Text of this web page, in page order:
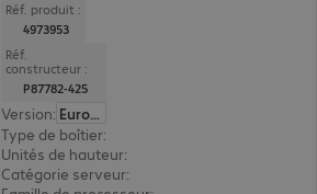
Réf. produit :
4973953
Réf.
constructeur :
P87782-425
Version:
Europe
Type de boîtier:
Unités de hauteur:
Catégorie serveur: